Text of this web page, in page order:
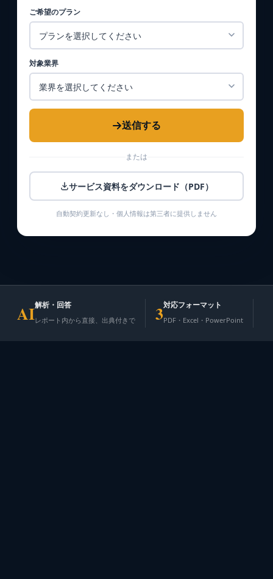
ご希望のプラン
対象業界
送信する
または
サービス資料をダウンロード（PDF）
自動契約更新なし・個人情報は第三者に提供しません
AI解析・回答
レポート内から直接、出典付きで 3対応フォーマット
PDF・Excel・PowerPoint